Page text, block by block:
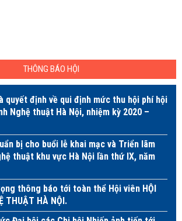
THÔNG BÁO HỘI
quyết định về qui định mức thu hội phí hội
Nghệ thuật Hà Nội, nhiệm kỳ 2020 –
bị cho buổi lễ khai mạc và Triển lãm
thuật khu vực Hà Nội lần thứ IX, năm
thông báo tới toàn thể Hội viên HỘI
THUẬT HÀ NỘI.